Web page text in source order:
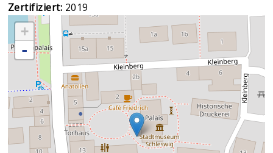
Zertifiziert: 2019
+
-